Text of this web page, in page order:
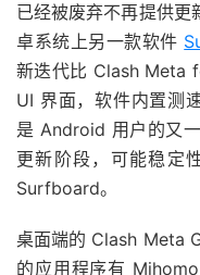
已经被废弃不再提供更
卓系统上另一款软件
新迭代比 Clash Meta
UI 界面，软件内置测
是 Android 用户的又
更新阶段，可能稳定
Surfboard。
桌面端的 Clash Meta
的应用程序有